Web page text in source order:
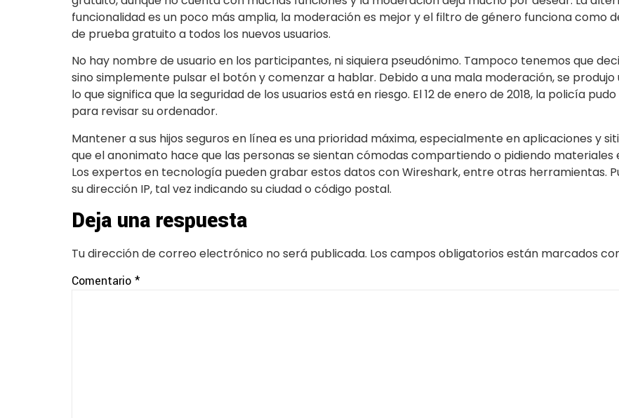
funcionalidad es un poco más amplia, la moderación es mejor y el filtro de género funciona como
de prueba gratuito a todos los nuevos usuarios.
No hay nombre de usuario en los participantes, ni siquiera pseudónimo. Tampoco tenemos que
sino simplemente pulsar el botón y comenzar a hablar. Debido a una mala moderación, se
lo que significa que la seguridad de los usuarios está en riesgo. El 12 de enero de 2018, la policía
para revisar su ordenador.
Mantener a sus hijos seguros en línea es una prioridad máxima, especialmente en aplicaciones y
que el anonimato hace que las personas se sientan cómodas compartiendo o pidiendo materiales
Los expertos en tecnología pueden grabar estos datos con Wireshark, entre otras herramientas.
su dirección IP, tal vez indicando su ciudad o código postal.
Deja una respuesta
Tu dirección de correo electrónico no será publicada. Los campos obligatorios están marcados
Comentario *